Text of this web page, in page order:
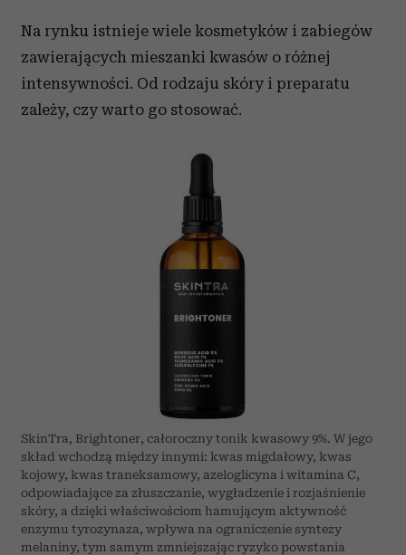
Na rynku istnieje wiele kosmetyków i zabiegów
zawierających mieszanki kwasów o różnej
intensywności. Od rodzaju skóry i preparatu
zależy, czy warto go stosować.
SkinTra, Brightoner, całoroczny tonik kwasowy 9%. W jego
skład wchodzą między innymi: kwas migdałowy, kwas
kojowy, kwas traneksamowy, azeloglicyna i witamina C,
odpowiadające za złuszczanie, wygładzenie i rozjaśnienie
skóry, a dzięki właściwościom hamującym aktywność
enzymu tyrozynaza, wpływa na ograniczenie syntezy
melaniny, tym samym zmniejszając ryzyko powstania